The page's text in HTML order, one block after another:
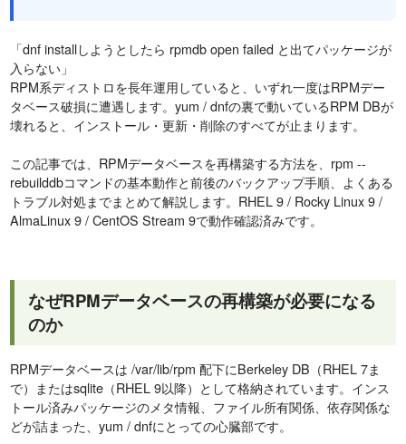
「dnf installしようとしたら rpmdb open failed と出てパッケージが
入らない」
RPM系ディストロを長年運用していると、いずれ一度はRPMデー
タベース破損に遭遇します。yum / dnfの裏で動いているRPM DBが
壊れると、インストール・更新・削除のすべてが止まります。
この記事では、RPMデータベースを再構築する方法を、rpm --
rebuilddbコマンドの基本動作と前後のバックアップ手順、よくある
トラブル対処までまとめて解説します。RHEL 9 / Rocky Linux 9 /
AlmaLinux 9 / CentOS Stream 9で動作確認済みです。
なぜRPMデータベースの再構築が必要になる
のか
RPMデータベースは /var/lib/rpm 配下にBerkeley DB（RHEL 7ま
で）またはsqlite（RHEL 9以降）として格納されています。インス
トール済みパッケージのメタ情報、ファイル所有関係、依存関係な
どが詰まった、yum / dnfにとっての心臓部です。